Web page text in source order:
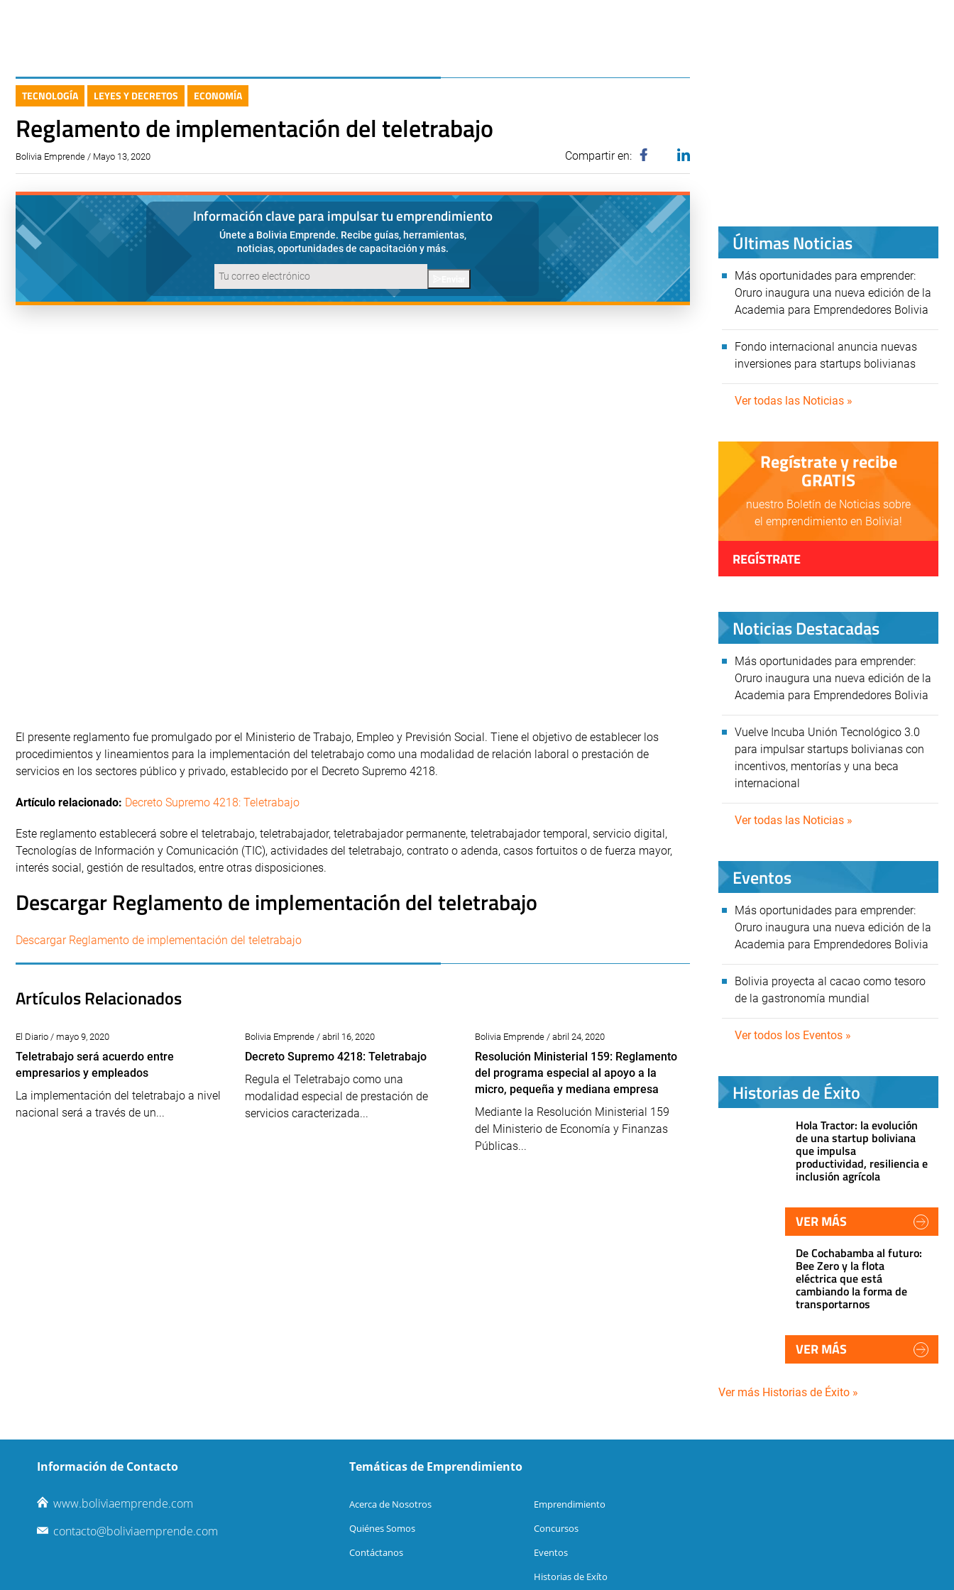
TECNOLOGÍA LEYES Y DECRETOS ECONOMÍA
Reglamento de implementación del teletrabajo
Bolivia Emprende / Mayo 13, 2020 Compartir en:
Información clave para impulsar tu emprendimiento
Únete a Bolivia Emprende. Recibe guías, herramientas,
noticias, oportunidades de capacitación y más.
El presente reglamento fue promulgado por el Ministerio de Trabajo, Empleo y Previsión Social. Tiene el objetivo de establecer los
procedimientos y lineamientos para la implementación del teletrabajo como una modalidad de relación laboral o prestación de
servicios en los sectores público y privado, establecido por el Decreto Supremo 4218.
Artículo relacionado: Decreto Supremo 4218: Teletrabajo
Este reglamento establecerá sobre el teletrabajo, teletrabajador, teletrabajador permanente, teletrabajador temporal, servicio digital,
Tecnologías de Información y Comunicación (TIC), actividades del teletrabajo, contrato o adenda, casos fortuitos o de fuerza mayor,
interés social, gestión de resultados, entre otras disposiciones.
Descargar Reglamento de implementación del teletrabajo
Descargar Reglamento de implementación del teletrabajo
Artículos Relacionados
El Diario / mayo 9, 2020
Teletrabajo será acuerdo entre
empresarios y empleados
La implementación del teletrabajo a nivel
nacional será a través de un...
Bolivia Emprende / abril 16, 2020
Decreto Supremo 4218: Teletrabajo
Regula el Teletrabajo como una
modalidad especial de prestación de
servicios caracterizada...
Bolivia Emprende / abril 24, 2020
Resolución Ministerial 159: Reglamento
del programa especial al apoyo a la
micro, pequeña y mediana empresa
Mediante la Resolución Ministerial 159
del Ministerio de Economía y Finanzas
Públicas...
Últimas Noticias
Más oportunidades para emprender:
Oruro inaugura una nueva edición de la
Academia para Emprendedores Bolivia
Fondo internacional anuncia nuevas
inversiones para startups bolivianas
Ver todas las Noticias »
Regístrate y recibe
GRATIS
nuestro Boletín de Noticias sobre
el emprendimiento en Bolivia!
REGÍSTRATE
Noticias Destacadas
Más oportunidades para emprender:
Oruro inaugura una nueva edición de la
Academia para Emprendedores Bolivia
Vuelve Incuba Unión Tecnológico 3.0
para impulsar startups bolivianas con
incentivos, mentorías y una beca
internacional
Ver todas las Noticias »
Eventos
Más oportunidades para emprender:
Oruro inaugura una nueva edición de la
Academia para Emprendedores Bolivia
Bolivia proyecta al cacao como tesoro
de la gastronomía mundial
Ver todos los Eventos »
Historias de Éxito
Hola Tractor: la evolución
de una startup boliviana
que impulsa
productividad, resiliencia e
inclusión agrícola
VER MÁS
De Cochabamba al futuro:
Bee Zero y la flota
eléctrica que está
cambiando la forma de
transportarnos
VER MÁS
Ver más Historias de Éxito »
Información de Contacto
www.boliviaemprende.com
contacto@boliviaemprende.com
Temáticas de Emprendimiento
Acerca de Nosotros
Quiénes Somos
Contáctanos
Emprendimiento
Concursos
Eventos
Historias de Exíto